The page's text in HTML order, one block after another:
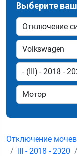
Выберите
Отключение
III - 2018 - 2020